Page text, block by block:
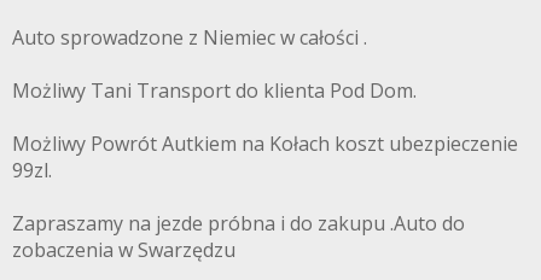
Auto sprowadzone z Niemiec w całości .
Możliwy Tani Transport do klienta Pod Dom.
Możliwy Powrót Autkiem na Kołach koszt ubezpieczenie
99zl.
Zapraszamy na jezde próbna i do zakupu .Auto do
zobaczenia w Swarzędzu